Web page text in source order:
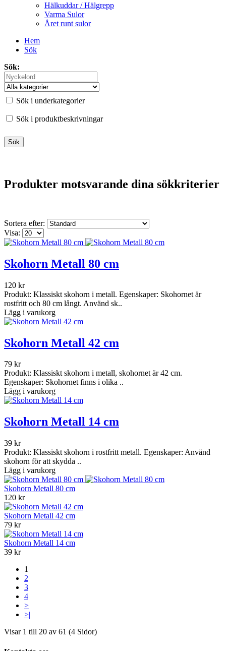
Hälkuddar / Hälgrepp
Varma Sulor
Året runt sulor
Hem
Sök
Sök:
Sök i underkategorier
Sök i produktbeskrivningar
Produkter motsvarande dina sökkriterier
Sortera efter:
Visa:
Skohorn Metall 80 cm
120 kr
Produkt: Klassiskt skohorn i metall. Egenskaper: Skohornet är
rostfritt och 80 cm långt. Använd sk..
Lägg i varukorg
Skohorn Metall 42 cm
79 kr
Produkt: Klassiskt skohorn i metall, skohornet är 42 cm.
Egenskaper: Skohornet finns i olika ..
Lägg i varukorg
Skohorn Metall 14 cm
39 kr
Produkt: Klassiskt skohorn i rostfritt metall. Egenskaper: Använd
skohorn för att skydda ..
Lägg i varukorg
Skohorn Metall 80 cm
120 kr
Skohorn Metall 42 cm
79 kr
Skohorn Metall 14 cm
39 kr
1
2
3
4
>
>|
Visar 1 till 20 av 61 (4 Sidor)